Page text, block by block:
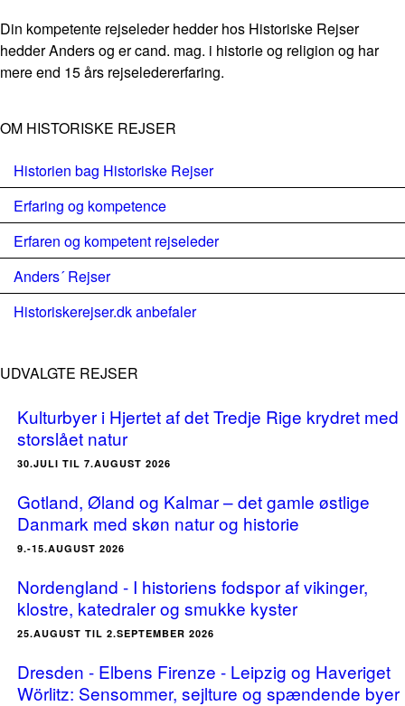
Din kompetente rejseleder hedder hos Historiske Rejser
hedder Anders og er cand. mag. i historie og religion og har
mere end 15 års rejseledererfaring.
OM HISTORISKE REJSER
Historien bag Historiske Rejser
Erfaring og kompetence
Erfaren og kompetent rejseleder
Anders´ Rejser
Historiskerejser.dk anbefaler
UDVALGTE REJSER
Kulturbyer i Hjertet af det Tredje Rige krydret med
storslået natur
30.JULI TIL 7.AUGUST 2026
Gotland, Øland og Kalmar – det gamle østlige
Danmark med skøn natur og historie
9.-15.AUGUST 2026
Nordengland - I historiens fodspor af vikinger,
klostre, katedraler og smukke kyster
25.AUGUST TIL 2.SEPTEMBER 2026
Dresden - Elbens Firenze - Leipzig og Haveriget
Wörlitz: Sensommer, sejlture og spændende byer